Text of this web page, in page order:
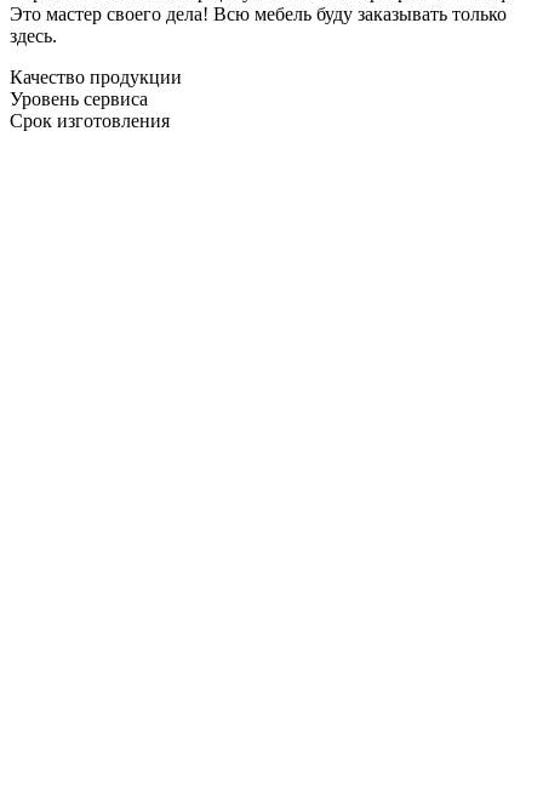
Это мастер своего дела! Всю мебель буду заказывать только
здесь.
Качество продукции
Уровень сервиса
Срок изготовления